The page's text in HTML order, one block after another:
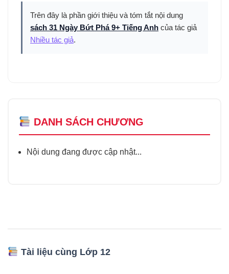
Trên đây là phần giới thiệu và tóm tắt nội dung
sách 31 Ngày Bứt Phá 9+ Tiếng Anh của tác giả
Nhiều tác giả.
DANH SÁCH CHƯƠNG
Nội dung đang được cập nhật...
Tài liệu cùng Lớp 12